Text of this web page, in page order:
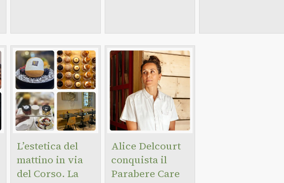
L’estetica del
mattino in via
del Corso. La
Alice Delcourt
conquista il
Parabere Care